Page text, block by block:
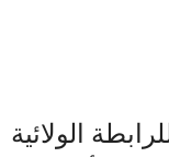
الولائية